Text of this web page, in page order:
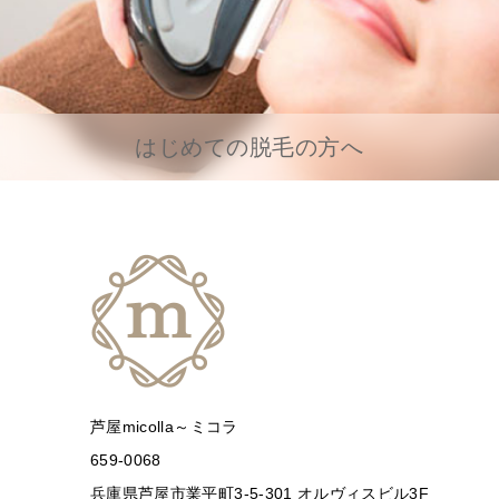
はじめての脱毛の方へ
芦屋micolla～ミコラ
659-0068
兵庫県芦屋市業平町3-5-301 オルヴィスビル3F